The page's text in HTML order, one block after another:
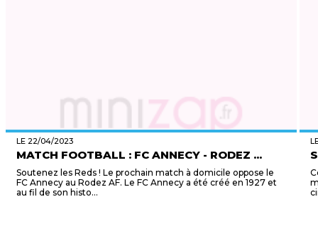
LE 22/04/2023
MATCH FOOTBALL : FC ANNECY - RODEZ ...
Soutenez les Reds ! Le prochain match à domicile oppose le
FC Annecy au Rodez AF. Le FC Annecy a été créé en 1927 et
au fil de son histo...